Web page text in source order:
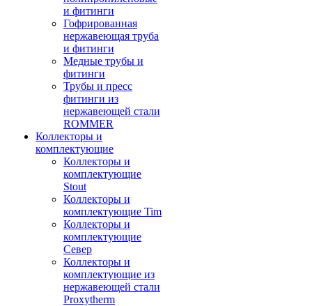
и фитинги
Гофрированная
нержавеющая труба
и фитинги
Медные трубы и
фитинги
Трубы и пресс
фитинги из
нержавеющей стали
ROMMER
Коллекторы и
комплектующие
Коллекторы и
комплектующие
Stout
Коллекторы и
комплектующие Tim
Коллекторы и
комплектующие
Север
Коллекторы и
комплектующие из
нержавеющей стали
Proxytherm